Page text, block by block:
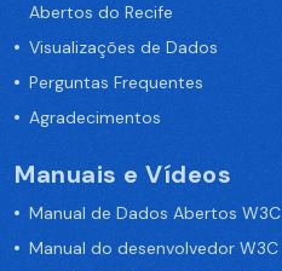
Abertos do Recife
Visualizações de Dados
Perguntas Frequentes
Agradecimentos
Manuais e Vídeos
Manual de Dados Abertos W3C
Manual do desenvolvedor W3C